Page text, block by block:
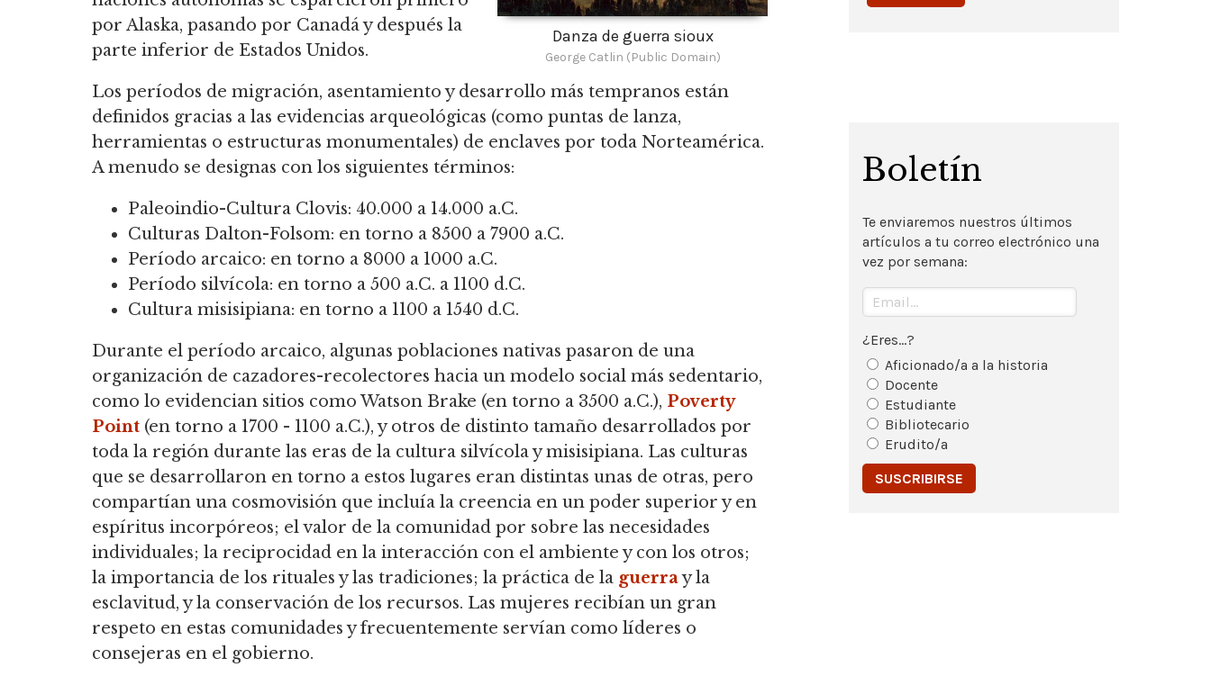
Danza de guerra sioux
George Catlin (Public Domain)
por Alaska, pasando por Canadá y después la
parte inferior de Estados Unidos.
Los períodos de migración, asentamiento y desarrollo más tempranos están
definidos gracias a las evidencias arqueológicas (como puntas de lanza,
herramientas o estructuras monumentales) de enclaves por toda Norteamérica.
A menudo se designas con los siguientes términos:
Paleoindio-Cultura Clovis: 40.000 a 14.000 a.C.
Culturas Dalton-Folsom: en torno a 8500 a 7900 a.C.
Período arcaico: en torno a 8000 a 1000 a.C.
Período silvícola: en torno a 500 a.C. a 1100 d.C.
Cultura misisipiana: en torno a 1100 a 1540 d.C.
Durante el período arcaico, algunas poblaciones nativas pasaron de una
organización de cazadores-recolectores hacia un modelo social más sedentario,
como lo evidencian sitios como Watson Brake (en torno a 3500 a.C.), Poverty
Point (en torno a 1700 - 1100 a.C.), y otros de distinto tamaño desarrollados por
toda la región durante las eras de la cultura silvícola y misisipiana. Las culturas
que se desarrollaron en torno a estos lugares eran distintas unas de otras, pero
compartían una cosmovisión que incluía la creencia en un poder superior y en
espíritus incorpóreos; el valor de la comunidad por sobre las necesidades
individuales; la reciprocidad en la interacción con el ambiente y con los otros;
la importancia de los rituales y las tradiciones; la práctica de la guerray la
esclavitud, y la conservación de los recursos. Las mujeres recibían un gran
respeto en estas comunidades y frecuentemente servían como líderes o
consejeras en el gobierno.
Boletín
Te enviaremos nuestros últimos
artículos a tu correo electrónico una
vez por semana:
¿Eres...?
Aficionado/a a la historia
Docente
Estudiante
Bibliotecario
Erudito/a